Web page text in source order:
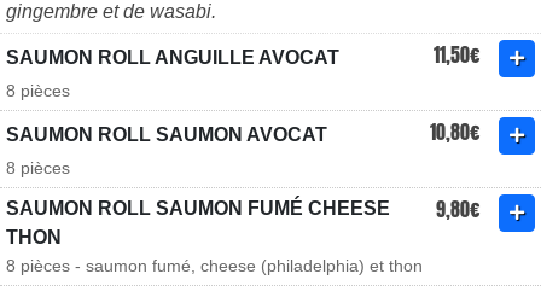
gingembre et de wasabi.
SAUMON ROLL ANGUILLE AVOCAT 11,50€
8 pièces
SAUMON ROLL SAUMON AVOCAT 10,80€
8 pièces
SAUMON ROLL SAUMON FUMÉ CHEESE
THON
9,80€
8 pièces - saumon fumé, cheese (philadelphia) et thon